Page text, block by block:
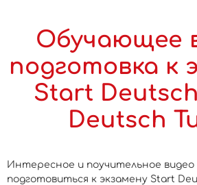
Обучающее
подготовка к
Start
Deutsch
Интересное и поучительное
подготовиться к экзамену Start